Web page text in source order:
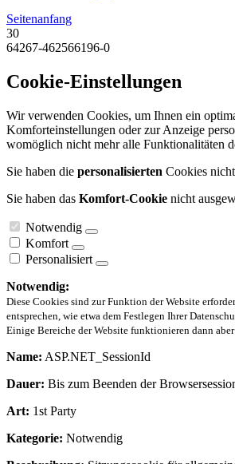
Seitenanfang
30
64267-462566196-0
Cookie-Einstellungen
Wir verwenden Cookies, um Ihnen ein
Komforteinstellungen oder zur Anzeige
womöglich nicht mehr alle Funktionalitäten
Sie haben die personalisierten Cookies
Sie haben das Komfort-Cookie nicht
Notwendig
Komfort
Personalisiert
Notwendig:
Diese Cookies sind zur Funktion der Website
entsprechen, wie etwa dem Festlegen Ihrer
Einige Bereiche der Website funktionieren dann
Name: ASP.NET_SessionId
Dauer: Bis zum Beenden der
Art: 1st Party
Kategorie: Notwendig